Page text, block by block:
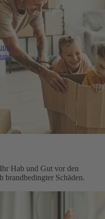
Hab und Gut vor den
brandbedingter Schäden.